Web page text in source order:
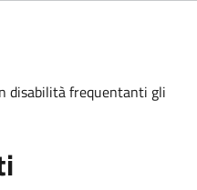
disabilità frequentanti gli